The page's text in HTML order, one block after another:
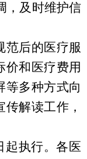
，及时维护信
范后的医疗服
价和医疗费用
等多种方式向
解读工作，
起执行。各医